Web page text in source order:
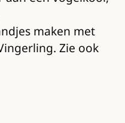
maken met
Zie ook